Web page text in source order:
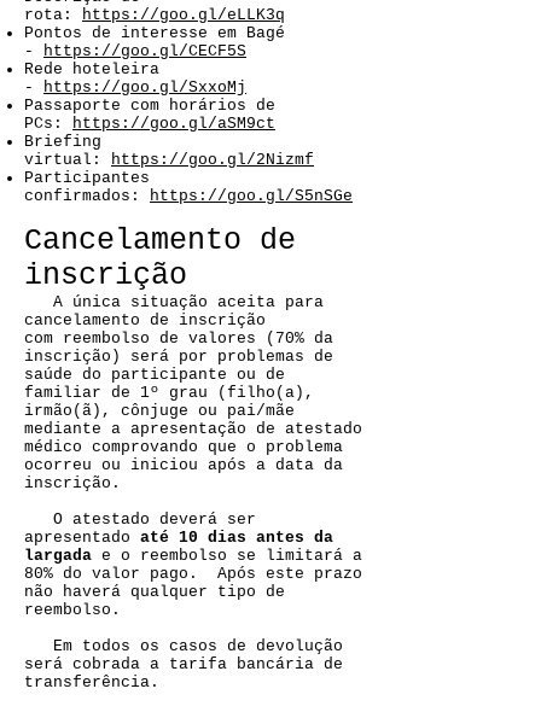
rota: https://goo.gl/eLLK3q
Pontos de interesse em Bagé
- https://goo.gl/CECF5S
Rede hoteleira
- https://goo.gl/SxxoMj
Passaporte com horários de
PCs: https://goo.gl/aSM9ct
Briefing
virtual: https://goo.gl/2Nizmf
Participantes
confirmados: https://goo.gl/S5nSGe
Cancelamento de
inscrição
A única situação aceita para
cancelamento de inscrição
com reembolso de valores (70% da
inscrição) será por problemas de
saúde do participante ou de
familiar de 1º grau (filho(a),
irmão(ã), cônjuge ou pai/mãe
mediante a apresentação de atestado
médico comprovando que o problema
ocorreu ou iniciou após a data da
inscrição.
O atestado deverá ser
apresentado até 10 dias antes da
largada e o reembolso se limitará a
80% do valor pago. Após este prazo
não haverá qualquer tipo de
reembolso.
Em todos os casos de devolução
será cobrada a tarifa bancária de
transferência.